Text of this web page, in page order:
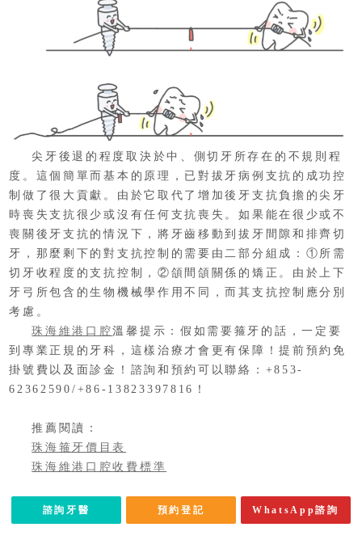
尖牙後退的程度取決於中、側切牙所存在的不規則程
度。這個簡單而基本的原理，已對拔牙病例支抗的成功控
制做了很大貢獻。由於它取代了增加後牙支抗負擔的尖牙
時喪失支抗很少或沒有任何支抗喪失。如果能在很少或不
喪關後牙支抗的情況下，將牙齒移動到拔牙間隙和排齊切
牙，那麼剩下的對支抗控制的需要由二部分組成：①所需
切牙收程度的支抗控制，②頜間頜關係的矯正。由於上下
牙弓所包含的生物機械學作用不同，而其支抗控制應分別
考慮。
珠海維港口腔溫馨提示：假如需要箍牙的話，一定要
到專業正規的牙科，這樣治療才會更有保障！提前預約免
掛號費以及面診金！諮詢和預約可以聯絡：+853-
62362590/+86-13823397816！
推薦閱讀：
珠海箍牙價目表
珠海維港口腔收費標準
諮詢牙醫 預約登記 WhatsApp諮詢